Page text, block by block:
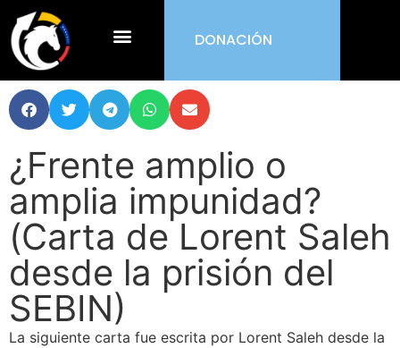
DONACIÓN
¿Frente amplio o
amplia impunidad?
(Carta de Lorent Saleh
desde la prisión del
SEBIN)
La siguiente carta fue escrita por Lorent Saleh desde la